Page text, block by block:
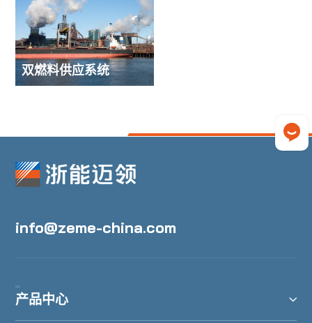
双燃料供应系统
info@zeme-china.com
产品中心